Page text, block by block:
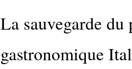
La sauvegarde
gastronomique